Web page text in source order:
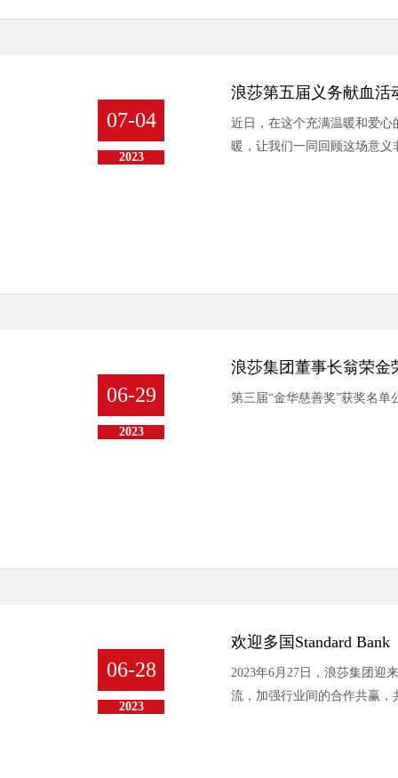
07-04
2023
浪莎第五届义务献血活
近日，在这个充满温暖和爱
暖，让我们一同回顾这场意义
06-29
2023
浪莎集团董事长翁荣金
第三届“金华慈善奖”获奖名
06-28
2023
欢迎多国Standard
2023年6月27日，浪莎集团迎
流，加强行业间的合作共赢